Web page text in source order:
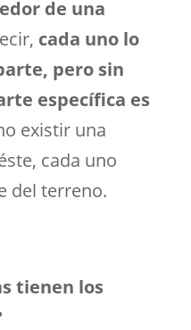
de una
cada uno lo
pero sin
específica es
existir una
cada uno
del terreno.
tienen los